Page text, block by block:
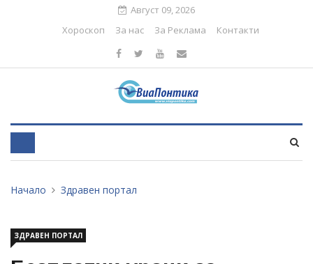
Август 09, 2026
Хороскоп
За нас За Реклама Контакти
Начало Здравен портал
ЗДРАВЕН ПОРТАЛ